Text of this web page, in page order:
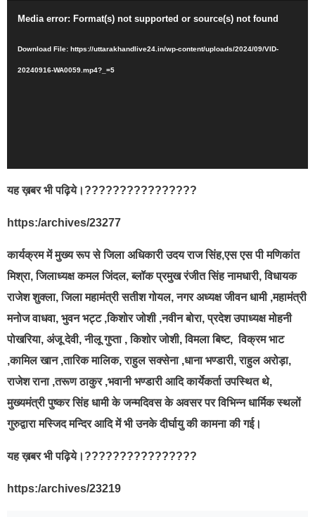
Media error: Format(s) not supported or source(s) not found
Download File: https://uttarakhandlive24.in/wp-content/uploads/2024/09/VID-
20240916-WA0059.mp4?_=5
यह ख़बर भी पढ़िये।????????????????
https:/archives/23277
कार्यक्रम में मुख्य रूप से जिला अधिकारी उदय राज सिंह,एस एस पी मणिकांत
मिश्रा, जिलाध्यक्ष कमल जिंदल, ब्लॉक प्रमुख रंजीत सिंह नामधारी, विधायक
राजेश शुक्ला, जिला महामंत्री सतीश गोयल, नगर अध्यक्ष जीवन धामी ,महामंत्री
मनोज वाधवा, भुवन भट्ट ,किशोर जोशी ,नवीन बोरा, प्रदेश उपाध्यक्ष मोहनी
पोखरिया, अंजू देवी, नीलू गुप्ता , किशोर जोशी, विमला बिष्ट, विक्रम भाट
,कामिल खान ,तारिक मालिक, राहुल सक्सेना ,धाना भण्डारी, राहुल अरोड़ा,
राजेश राना ,तरूण ठाकुर ,भवानी भण्डारी आदि कार्येकर्ता उपस्थित थे,
मुख्यमंत्री पुष्कर सिंह धामी के जन्मदिवस के अवसर पर विभिन्न धार्मिक स्थलों
गुरुद्वारा मस्जिद मन्दिर आदि में भी उनके दीर्घायु की कामना की गई।
यह ख़बर भी पढ़िये।????????????????
https:/archives/23219